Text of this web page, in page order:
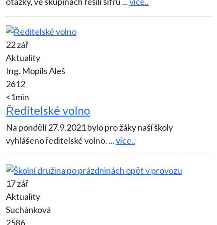
22 zář
Aktuality
Ing. Mopils Aleš
2612
<1min
Ředitelské volno
Na pondělí 27.9.2021 bylo pro žáky naší školy
vyhlášeno ředitelské volno. ...více..
17 zář
Aktuality
Suchánková
2586